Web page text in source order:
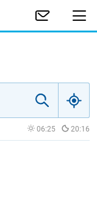
06:25 20:16